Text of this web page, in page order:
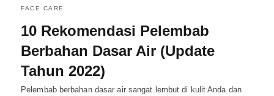
FACE CARE
10 Rekomendasi Pelembab
Berbahan Dasar Air (Update
Tahun 2022)
Pelembab berbahan dasar air sangat lembut di kulit Anda dan